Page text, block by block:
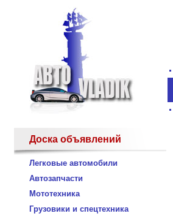
Доска объявлений
Легковые автомобили
Автозапчасти
Мототехника
Грузовики и спецтехника